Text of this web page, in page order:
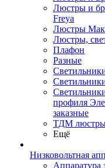
Люстры и
Freya
Люстры
Люстры,
Плафон
Разные
профиля
заказные
ТДМ люстры
Ещё
Низковольтная
Аппаратура